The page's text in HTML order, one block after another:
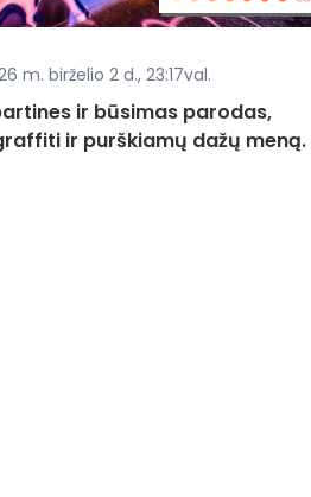
m. birželio 2 d., 23:17val.
ir būsimas parodas,
ir purškiamų dažų meną.